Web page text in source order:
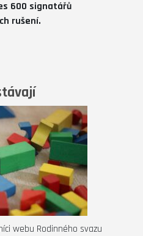
600 signatářů
rušení.
webu Rodinného svazu